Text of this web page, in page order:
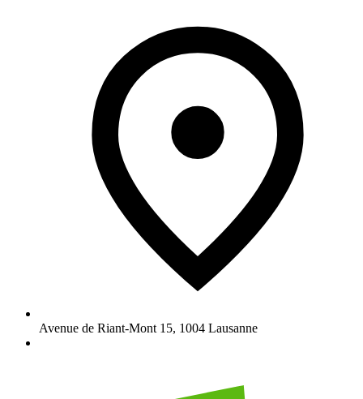
Avenue de Riant-Mont 15, 1004 Lausanne